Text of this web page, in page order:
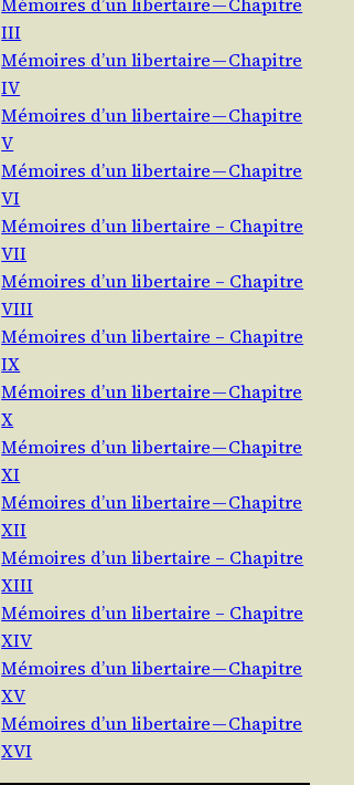
Mémoires d’un libertaire — Chapitre
III
Mémoires d’un libertaire — Chapitre
IV
Mémoires d’un libertaire — Chapitre
V
Mémoires d’un libertaire — Chapitre
VI
Mémoires d’un libertaire – Chapitre
VII
Mémoires d’un libertaire – Chapitre
VIII
Mémoires d’un libertaire – Chapitre
IX
Mémoires d’un libertaire — Chapitre
X
Mémoires d’un libertaire — Chapitre
XI
Mémoires d’un libertaire — Chapitre
XII
Mémoires d’un libertaire – Chapitre
XIII
Mémoires d’un libertaire – Chapitre
XIV
Mémoires d’un libertaire — Chapitre
XV
Mémoires d’un libertaire — Chapitre
XVI